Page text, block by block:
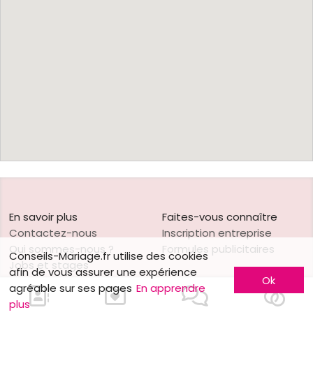
En savoir plus
Contactez-nous
Qui sommes-nous ?
Jobs et stages
Partenaires
Mentions légales
Faites-vous connaître
Inscription entreprise
Formules publicitaires
Conseils-Mariage.fr utilise des cookies
afin de vous assurer une expérience
agréable sur ses pages En apprendre
plus
Ok